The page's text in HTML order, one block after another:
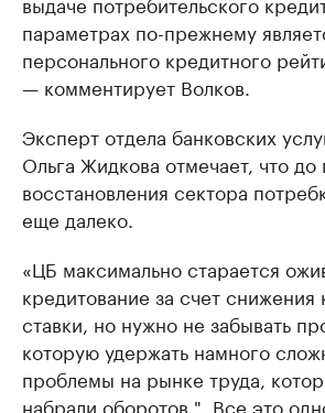
параметрах по-прежнему
персонального кредитного
— комментирует Волков.
Эксперт отдела банковских
Ольга Жидкова отмечает, что до
восстановления сектора
еще далеко.
«ЦБ максимально старается
кредитование за счет снижения
ставки, но нужно не забывать
которую удержать намного
проблемы на рынке труда,
набрали оборотов ". Все это